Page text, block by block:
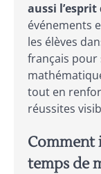
aussi
événements
les élèves
français
tout en
réussites
temps de